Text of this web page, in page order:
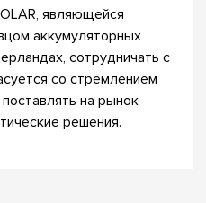
являющейся
аккумуляторных
сотрудничать с
со стремлением
на рынок
решения.